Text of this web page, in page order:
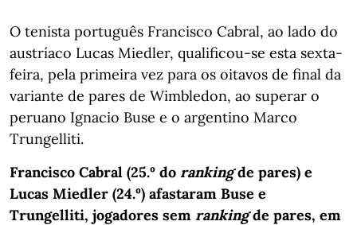
O tenista português Francisco Cabral, ao lado do
austríaco Lucas Miedler, qualificou-se esta sexta-
feira, pela primeira vez para os oitavos de final da
variante de pares de Wimbledon, ao superar o
peruano Ignacio Buse e o argentino Marco
Trungelliti.
Francisco Cabral (25.º do rankingde pares) e
Lucas Miedler (24.º) afastaram Buse e
Trungelliti, jogadores sem rankingde pares, em